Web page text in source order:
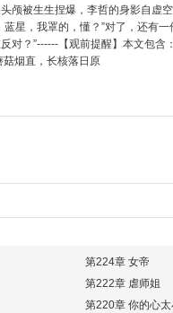
颅被生生捏爆，李哲的身影自虚
蓝星，我罩的，懂？”对了，还有
对？”------【观前提醒】本文包
菇烟直，长核落日原
第224章 女帝
第222章 虐师姐
第220章 你的心太